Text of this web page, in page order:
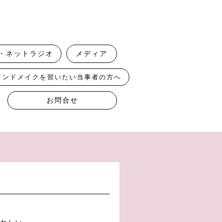
ネットラジオ メディア
ンドメイクを習いたい当事者の方へ
お問合せ